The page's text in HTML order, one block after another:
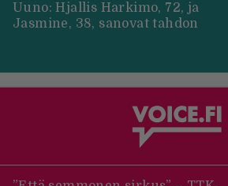
Uuno: Hjallis Harkimo, 72, ja
Jasmine, 38, sanovat tahdon